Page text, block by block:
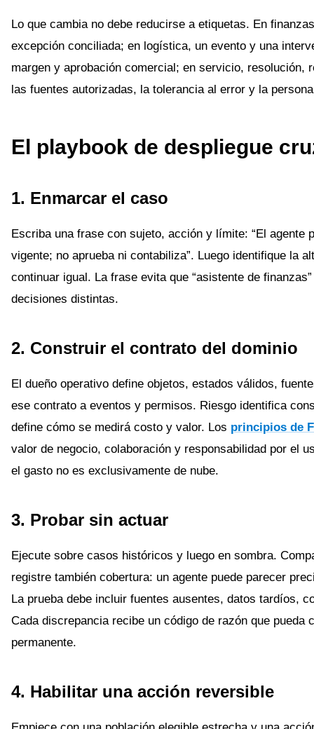
Lo que cambia no debe reducirse a etiquetas. En
excepción conciliada; en logística, un evento y una
margen y aprobación comercial; en servicio, resolución,
las fuentes autorizadas, la tolerancia al error y la
El playbook de despliegue
1. Enmarcar el caso
Escriba una frase con sujeto, acción y límite: “El agente
vigente; no aprueba ni contabiliza”. Luego identifique la
continuar igual. La frase evita que “asistente de
decisiones distintas.
2. Construir el contrato del dominio
El dueño operativo define objetos, estados válidos,
ese contrato a eventos y permisos. Riesgo identifica
define cómo se medirá costo y valor. Los principios de
valor de negocio, colaboración y responsabilidad por el
el gasto no es exclusivamente de nube.
3. Probar sin actuar
Ejecute sobre casos históricos y luego en sombra.
registre también cobertura: un agente puede parecer
La prueba debe incluir fuentes ausentes, datos tardíos,
Cada discrepancia recibe un código de razón que
permanente.
4. Habilitar una acción reversible